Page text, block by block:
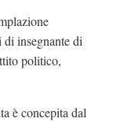
di insegnante di
politico,
è concepita dal